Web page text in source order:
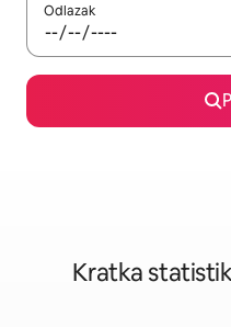
Odlazak
Kratka